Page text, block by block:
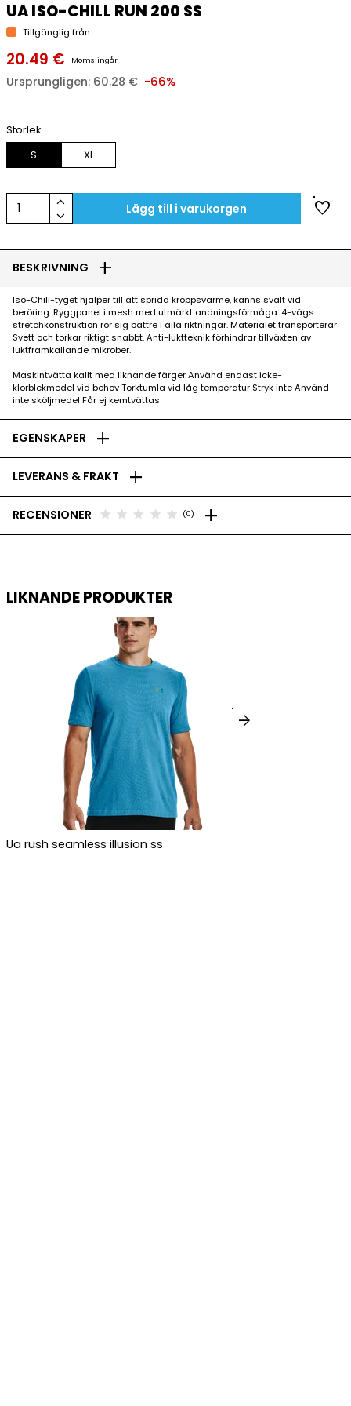
UA ISO-CHILL RUN 200 SS
Tillgänglig från
20.49 € Moms ingår
Ursprungligen: 60.28 € -66%
Storlek
S
XL
1 keyboard_arrow_up
keyboard_arrow_down Lägg till i varukorgen favorite
BESKRIVNING add
Iso-Chill-tyget hjälper till att sprida kroppsvärme, känns svalt vid
beröring. Ryggpanel i mesh med utmärkt andningsförmåga. 4-vägs
stretchkonstruktion rör sig bättre i alla riktningar. Materialet transporterar
Svett och torkar riktigt snabbt. Anti-luktteknik förhindrar tillväxten av
luktframkallande mikrober.
Maskintvätta kallt med liknande färger Använd endast icke-
klorblekmedel vid behov Torktumla vid låg temperatur Stryk inte Använd
inte sköljmedel Får ej kemtvättas
EGENSKAPER add
LEVERANS & FRAKT add
RECENSIONER star star star star star (0) add
LIKNANDE PRODUKTER
Ua rush seamless illusion ss
arrow_forward